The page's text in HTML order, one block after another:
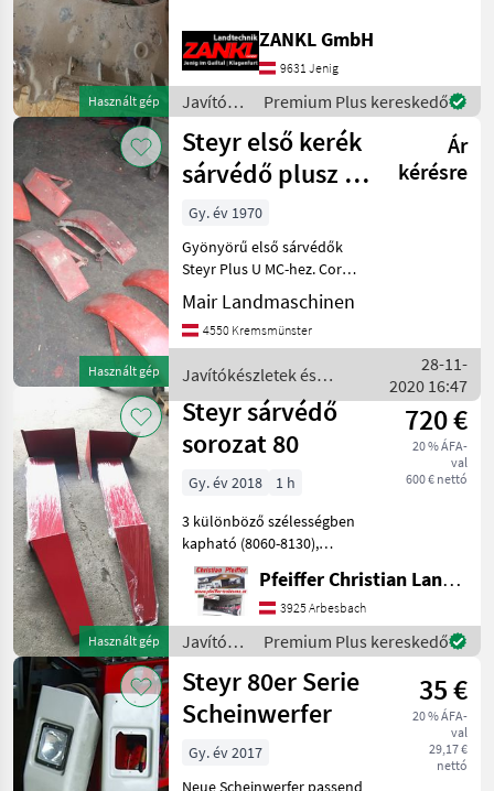
Használt gép
modellhez - kb. 700
üzemórán át volt beépítve.
- Új ára 5 500, -
ZANKL GmbH
9631 Jenig
Javítókészletek
és
alkatrészek
/ Steyr
Premium Plus kereskedő
Használt gép
Steyr első kerék
sárvédő plusz és
Cormic 454 U:
574
Ár
kérésre
Gy. év 1970
Gyönyörű első sárvédők
Steyr Plus U MC-hez. Cormic
574. Ár kérésre. MAIR
Landmaschinen 4550
Kremsmünster.
alkatrészek Traktorok
pótalkatrészei
Mair Landmaschinen
4550 Kremsmünster
Javítókészletek és
alkatrészek / Steyr
28-11-
2020 16:47
Használt gép
Steyr sárvédő
sorozat 80
720 €
20 % ÁFA-
val
600 € nettó
Gy. év 2018
1 h
3 különböző szélességben
kapható (8060-8130),
egyenként is (ár
darabonként: 100 € ÁFA
nélkül) Javítókészletek és
alkatrészek Traktorok
pótalkatrészei
Pfeiffer Christian Landtechnik
3925 Arbesbach
Javítókészletek
és
alkatrészek
/ Steyr
Premium Plus kereskedő
Steyr 80er Serie
Scheinwerfer
35 €
20 % ÁFA-
val
29,17 €
nettó
Gy. év 2017
Neue Scheinwerfer passend